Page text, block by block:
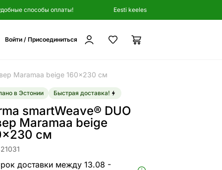
способы оплаты! Eesti keeles
Войти / Присоединиться
Maramaa beige 160x230 см
в Эстонии Быстрая доставка!
smartWeave® DUO
Maramaa beige
см
доставки между 13.08 -